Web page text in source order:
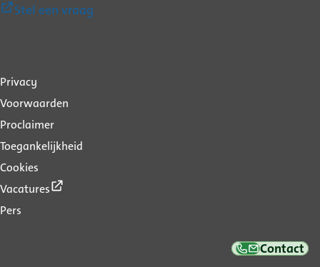
Contact
Stel een vraag
Over
deze
website
Privacy
Voorwaarden
Proclaimer
Toegankelijkheid
Cookies
Vacatures
Pers